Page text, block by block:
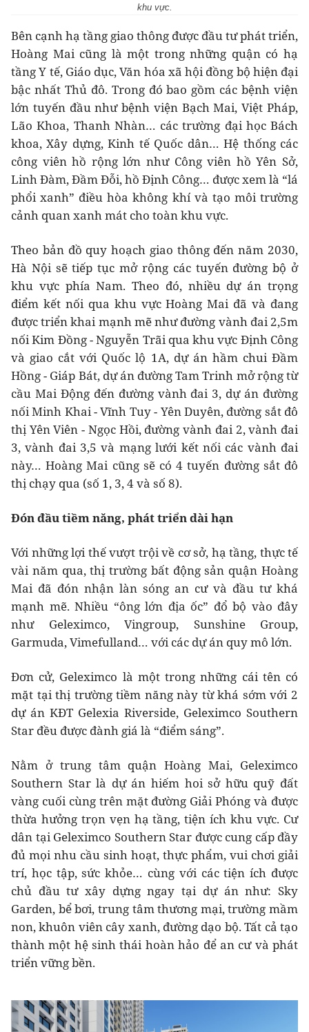
khu vực.
Bên cạnh hạ tầng giao thông được đầu tư phát triển,
Hoàng Mai cũng là một trong những quận có hạ
tầng Y tế, Giáo dục, Văn hóa xã hội đồng bộ hiện đại
bậc nhất Thủ đô. Trong đó bao gồm các bệnh viện
lớn tuyến đầu như bệnh viện Bạch Mai, Việt Pháp,
Lão Khoa, Thanh Nhàn… các trường đại học Bách
khoa, Xây dựng, Kinh tế Quốc dân… Hệ thống các
công viên hồ rộng lớn như Công viên hồ Yên Sở,
Linh Đàm, Đầm Đỗi, hồ Định Công… được xem là “lá
phổi xanh” điều hòa không khí và tạo môi trường
cảnh quan xanh mát cho toàn khu vực.
Theo bản đồ quy hoạch giao thông đến năm 2030,
Hà Nội sẽ tiếp tục mở rộng các tuyến đường bộ ở
khu vực phía Nam. Theo đó, nhiều dự án trọng
điểm kết nối qua khu vực Hoàng Mai đã và đang
được triển khai mạnh mẽ như đường vành đai 2,5m
nối Kim Đồng - Nguyễn Trãi qua khu vực Định Công
và giao cắt với Quốc lộ 1A, dự án hầm chui Đầm
Hồng - Giáp Bát, dự án đường Tam Trinh mở rộng từ
cầu Mai Động đến đường vành đai 3, dự án đường
nối Minh Khai - Vĩnh Tuy - Yên Duyên, đường sắt đô
thị Yên Viên - Ngọc Hồi, đường vành đai 2, vành đai
3, vành đai 3,5 và mạng lưới kết nối các vành đai
này… Hoàng Mai cũng sẽ có 4 tuyến đường sắt đô
thị chạy qua (số 1, 3, 4 và số 8).
Đón đầu tiềm năng, phát triển dài hạn
Với những lợi thế vượt trội về cơ sở, hạ tầng, thực tế
vài năm qua, thị trường bất động sản quận Hoàng
Mai đã đón nhận làn sóng an cư và đầu tư khá
mạnh mẽ. Nhiều “ông lớn địa ốc” đổ bộ vào đây
như Geleximco, Vingroup, Sunshine Group,
Garmuda, Vimefulland… với các dự án quy mô lớn.
Đơn cử, Geleximco là một trong những cái tên có
mặt tại thị trường tiềm năng này từ khá sớm với 2
dự án KĐT Gelexia Riverside, Geleximco Southern
Star đều được đành giá là “điểm sáng”.
Nằm ở trung tâm quận Hoàng Mai, Geleximco
Southern Star là dự án hiếm hoi sở hữu quỹ đất
vàng cuối cùng trên mặt đường Giải Phóng và được
thừa hưởng trọn vẹn hạ tầng, tiện ích khu vực. Cư
dân tại Geleximco Southern Star được cung cấp đầy
đủ mọi nhu cầu sinh hoạt, thực phẩm, vui chơi giải
trí, học tập, sức khỏe… cùng với các tiện ích được
chủ đầu tư xây dựng ngay tại dự án như: Sky
Garden, bể bơi, trung tâm thương mại, trường mầm
non, khuôn viên cây xanh, đường dạo bộ. Tất cả tạo
thành một hệ sinh thái hoàn hảo để an cư và phát
triển vững bền.